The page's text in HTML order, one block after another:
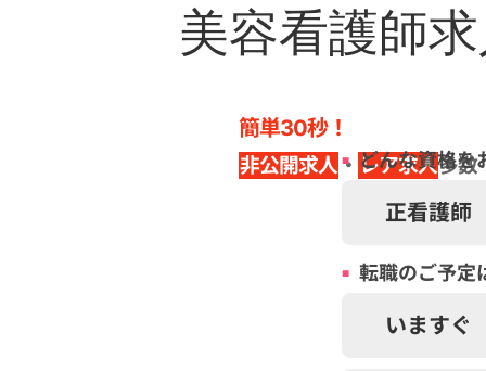
美容看護師
簡単30秒！
非公開求人・ レア求人多数
どんな資格を
正看護師
転職のご予定
いますぐ